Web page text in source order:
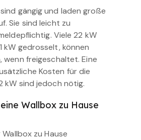
gängig und laden große
Sie sind leicht zu
Viele 22 kW
kW gedrosselt, können
wenn freigeschaltet. Eine
Kosten für die
kW sind jedoch nötig.
Wallbox zu Hause
zu Hause